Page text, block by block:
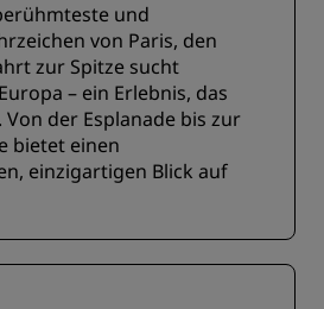
und
von Paris, den
zur Spitze sucht
– ein Erlebnis, das
der Esplanade bis zur
bietet einen
einzigartigen Blick auf